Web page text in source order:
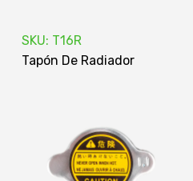
SKU: T16R
Tapón De Radiador